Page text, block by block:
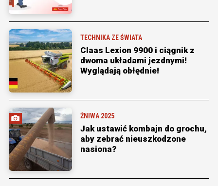
TECHNIKA ZE ŚWIATA
Claas Lexion 9900 i ciągnik z
dwoma układami jezdnymi!
Wyglądają obłędnie!
ŻNIWA 2025
Jak ustawić kombajn do grochu,
aby zebrać nieuszkodzone
nasiona?